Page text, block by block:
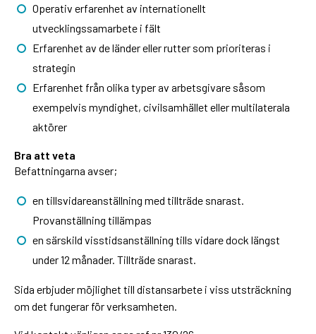
Operativ erfarenhet av internationellt
utvecklingssamarbete i fält
Erfarenhet av de länder eller rutter som prioriteras i
strategin
Erfarenhet från olika typer av arbetsgivare såsom
exempelvis myndighet, civilsamhället eller multilaterala
aktörer
Bra att veta
Befattningarna avser;
en tillsvidareanställning med tillträde snarast.
Provanställning tillämpas
en särskild visstidsanställning tills vidare dock längst
under 12 månader. Tillträde snarast.
Sida erbjuder möjlighet till distansarbete i viss utsträckning
om det fungerar för verksamheten.